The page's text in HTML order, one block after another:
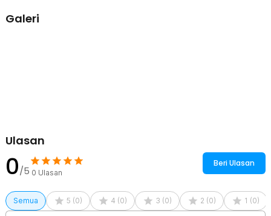
Mudah Dipasang
Galeri
Ulasan
0/5 0 Ulasan
Beri Ulasan
Semua 5 (0) 4 (0) 3 (0) 2 (0) 1 (0)